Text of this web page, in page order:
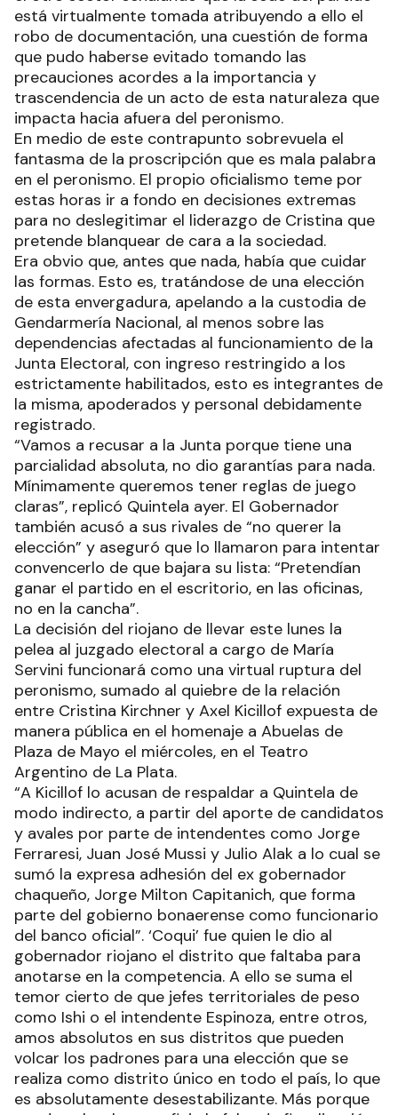
está virtualmente tomada atribuyendo a ello el
robo de documentación, una cuestión de forma
que pudo haberse evitado tomando las
precauciones acordes a la importancia y
trascendencia de un acto de esta naturaleza que
impacta hacia afuera del peronismo.
En medio de este contrapunto sobrevuela el
fantasma de la proscripción que es mala palabra
en el peronismo. El propio oficialismo teme por
estas horas ir a fondo en decisiones extremas
para no deslegitimar el liderazgo de Cristina que
pretende blanquear de cara a la sociedad.
Era obvio que, antes que nada, había que cuidar
las formas. Esto es, tratándose de una elección
de esta envergadura, apelando a la custodia de
Gendarmería Nacional, al menos sobre las
dependencias afectadas al funcionamiento de la
Junta Electoral, con ingreso restringido a los
estrictamente habilitados, esto es integrantes de
la misma, apoderados y personal debidamente
registrado.
“Vamos a recusar a la Junta porque tiene una
parcialidad absoluta, no dio garantías para nada.
Mínimamente queremos tener reglas de juego
claras”, replicó Quintela ayer. El Gobernador
también acusó a sus rivales de “no querer la
elección” y aseguró que lo llamaron para intentar
convencerlo de que bajara su lista: “Pretendían
ganar el partido en el escritorio, en las oficinas,
no en la cancha”.
La decisión del riojano de llevar este lunes la
pelea al juzgado electoral a cargo de María
Servini funcionará como una virtual ruptura del
peronismo, sumado al quiebre de la relación
entre Cristina Kirchner y Axel Kicillof expuesta de
manera pública en el homenaje a Abuelas de
Plaza de Mayo el miércoles, en el Teatro
Argentino de La Plata.
“A Kicillof lo acusan de respaldar a Quintela de
modo indirecto, a partir del aporte de candidatos
y avales por parte de intendentes como Jorge
Ferraresi, Juan José Mussi y Julio Alak a lo cual se
sumó la expresa adhesión del ex gobernador
chaqueño, Jorge Milton Capitanich, que forma
parte del gobierno bonaerense como funcionario
del banco oficial”. ‘Coqui’ fue quien le dio al
gobernador riojano el distrito que faltaba para
anotarse en la competencia. A ello se suma el
temor cierto de que jefes territoriales de peso
como Ishi o el intendente Espinoza, entre otros,
amos absolutos en sus distritos que pueden
volcar los padrones para una elección que se
realiza como distrito único en todo el país, lo que
es absolutamente desestabilizante. Más porque